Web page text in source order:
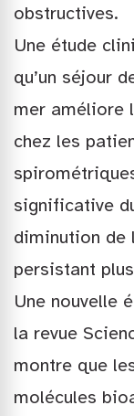
obstructives.
Une étude
qu’un séjour
mer améliore
chez les
significative
diminution de
persistant
Une nouvelle
la revue
montre que
molécules